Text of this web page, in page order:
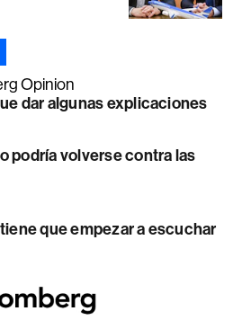
Opinion
dar algunas explicaciones
podría volverse contra las
que empezar a escuchar